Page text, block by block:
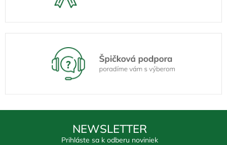
NEWSLETTER
Prihláste sa k odberu noviniek